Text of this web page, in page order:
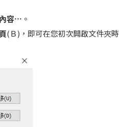
容… 。
(Ｂ)，即可在您初次開啟文件夾時